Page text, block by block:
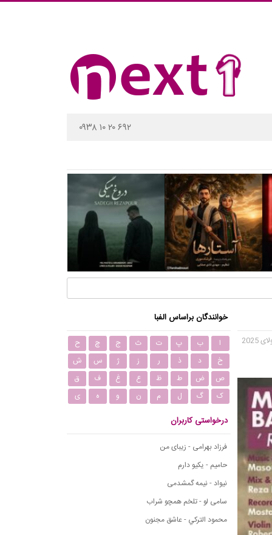
۰۹۳۸ ۱۰ ۲۰ ۶۹۲
خوانندگان براساس الفبا
ا ب پ ت ث ج چ
ح
خ
د ذ ر ز ژ س
ش
ص
ض ط ظ ع غ ف
ق
ک
گ ل م ن و ه ی
درخواستی کاربران
فرزاد بهرامی - زیبای من
حامیم - یکیو دارم
نیواد - نیمه گمشدمی
سامی لو - تلخم همچو شراب
محمود التركي - عاشق مجنون